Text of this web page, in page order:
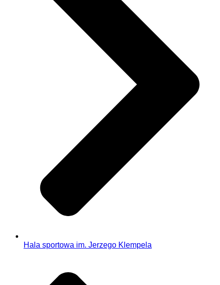
Hala sportowa im. Jerzego Klempela